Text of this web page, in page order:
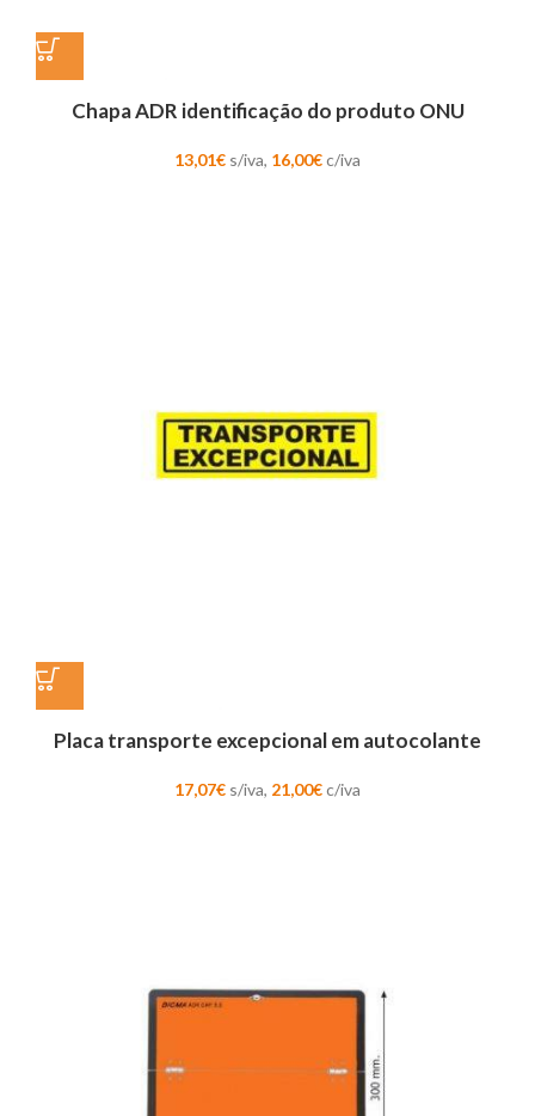
Chapa ADR identificação do produto ONU
13,01€ s/iva, 16,00€c/iva
Placa transporte excepcional em autocolante
17,07€ s/iva, 21,00€c/iva